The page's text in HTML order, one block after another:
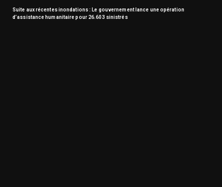
Suite aux récentes inondations : Le gouvernement lance une opération
d’assistance humanitaire pour 26.603 sinistrés